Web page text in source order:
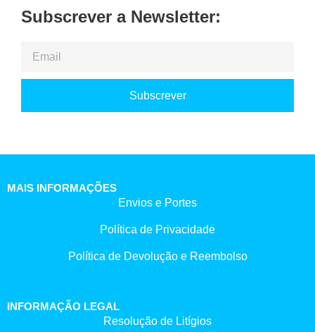
Subscrever a Newsletter:
Subscrever
MAIS INFORMAÇÕES
Envios e Portes
Política de Privacidade
Política de Devolução e Reembolso
INFORMAÇÃO LEGAL
Resolução de Litígios